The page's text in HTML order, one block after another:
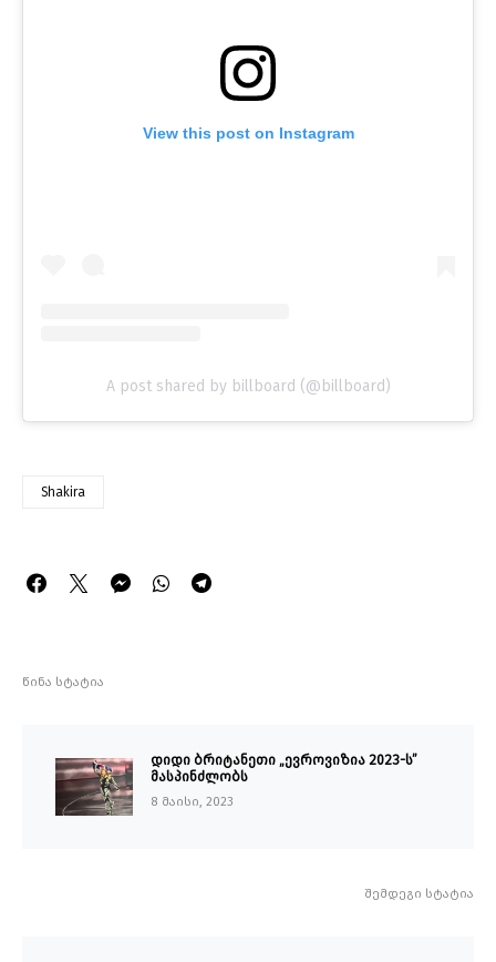
View this post on Instagram
A post shared by billboard (@billboard)
Shakira
წინა სტატია
დიდი ბრიტანეთი „ევროვიზია 2023-ს”
მასპინძლობს
8 მაისი, 2023
შემდეგი სტატია